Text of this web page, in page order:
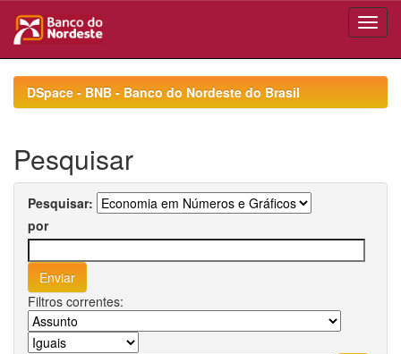
navigationDSpace - BNB - Banco do Nordeste do Brasil
Pesquisar
Pesquisar:
por
Filtros correntes: